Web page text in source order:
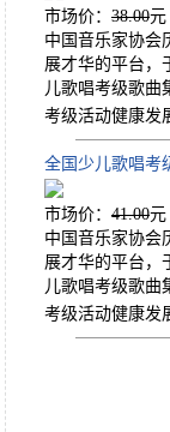
市场价： 38.00元
中国音乐家协会
展才华的平台，
儿歌唱考级歌曲
考级活动健康发
全国少儿歌唱考
市场价： 41.00元
中国音乐家协会
展才华的平台，
儿歌唱考级歌曲
考级活动健康发